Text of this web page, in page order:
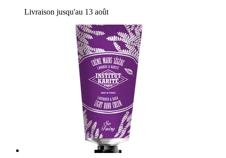
Livraison jusqu'au 13 août